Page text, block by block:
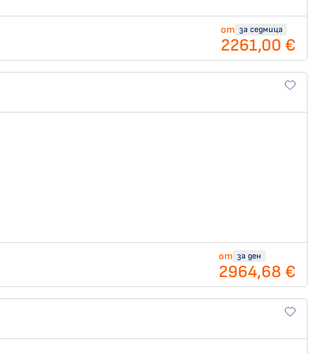
от за седмица
2261,00 €
от за ден
2964,68 €